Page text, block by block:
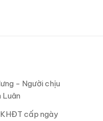
- Người chịu
Luân
cấp ngày